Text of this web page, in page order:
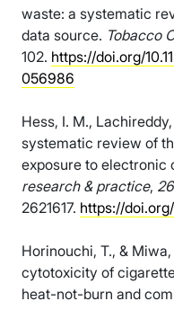
waste: a systematic
data source. Tobacco
102. https://doi.org/
056986
Hess, I. M.,
systematic review of
exposure to electronic
research & practice, 26
2621617. https://
Horinouchi, T., &
cytotoxicity of
heat-not-burn and